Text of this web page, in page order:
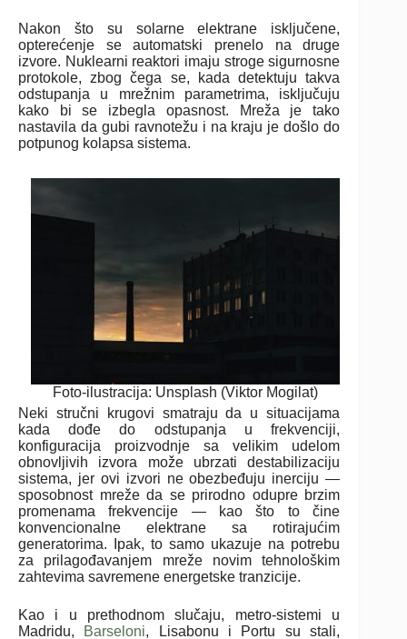
Nakon što su solarne elektrane isključene,
opterećenje se automatski prenelo na druge
izvore. Nuklearni reaktori imaju stroge sigurnosne
protokole, zbog čega se, kada detektuju takva
odstupanja u mrežnim parametrima, isključuju
kako bi se izbegla opasnost. Mreža je tako
nastavila da gubi ravnotežu i na kraju je došlo do
potpunog kolapsa sistema.
Foto-ilustracija: Unsplash (Viktor Mogilat)
Neki stručni krugovi smatraju da u situacijama
kada dođe do odstupanja u frekvenciji,
konfiguracija proizvodnje sa velikim udelom
obnovljivih izvora može ubrzati destabilizaciju
sistema, jer ovi izvori ne obezbeđuju inerciju —
sposobnost mreže da se prirodno odupre brzim
promenama frekvencije — kao što to čine
konvencionalne elektrane sa rotirajućim
generatorima. Ipak, to samo ukazuje na potrebu
za prilagođavanjem mreže novim tehnološkim
zahtevima savremene energetske tranzicije.
Kao i u prethodnom slučaju, metro-sistemi u
Madridu, Barseloni, Lisabonu i Portu su stali,